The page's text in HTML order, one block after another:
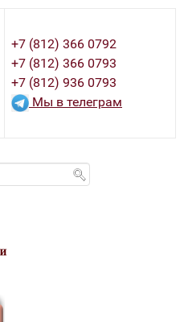
+7 (812) 366 0792
+7 (812) 366 0793
+7 (812) 936 0793
Мы в телеграм